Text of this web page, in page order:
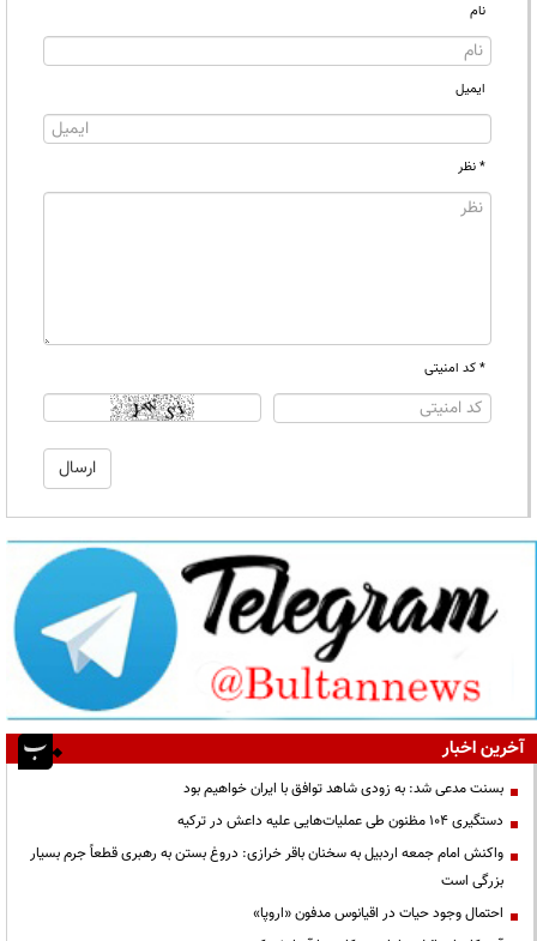
نام
ایمیل
* نظر
* کد امنیتی
آخرین اخبار
بسنت مدعی شد: به زودی شاهد توافق با ایران خواهیم بود
دستگیری ۱۰۴ مظنون طی عملیات‌هایی علیه داعش در ترکیه
واکنش امام جمعه اردبیل به سخنان باقر خرازی: دروغ بستن به رهبری قطعاً جرم بسیار
بزرگی است
احتمال وجود حیات در اقیانوس مدفون «اروپا»